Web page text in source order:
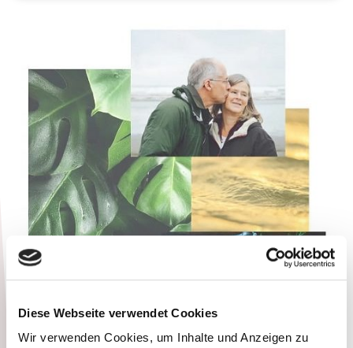
Diese Webseite verwendet Cookies
Wir verwenden Cookies, um Inhalte und Anzeigen zu